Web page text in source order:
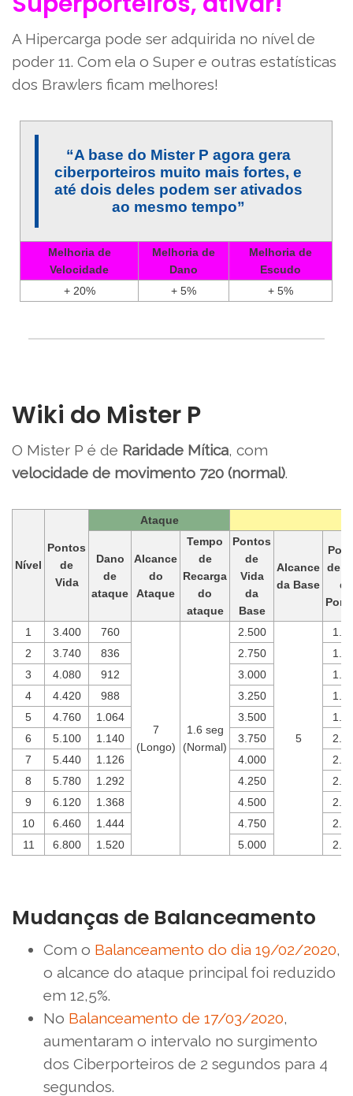
A Hipercarga pode ser adquirida no nível de
poder 11. Com ela o Super e outras estatísticas
dos Brawlers ficam melhores!
“A base do Mister P agora gera
ciberporteiros muito mais fortes, e
até dois deles podem ser ativados
ao mesmo tempo”
Melhoria de
Velocidade
Melhoria de
Dano
Melhoria de
Escudo
+ 20%
+ 5% + 5%
Wiki do Mister P
O Mister P é de Raridade Mítica, com
velocidade de movimento 720 (normal).
Nível
Pontos
de
Vida
Ataque
Dano
de
ataque
Alcance
do
Ataque
Tempo
de
Recarga
do
ataque
Pontos
de
Vida
da
Base
Alcance
da Base
de
do
1 3.400 760
7
(Longo)
1.6 seg
(Normal)
2.500
5
2
3.740 836 2.750
3
4.080 912 3.000
4
4.420 988 3.250
5
4.760 1.064 3.500
6
5.100 1.140 3.750
7
5.440 1.126 4.000
8
5.780 1.292 4.250
9
6.120 1.368 4.500
10
6.460 1.444 4.750
11
6.800 1.520 5.000
Mudanças de Balanceamento
Com o Balanceamento do dia 19/02/2020,
o alcance do ataque principal foi reduzido
em 12,5%.
No Balanceamento de 17/03/2020,
aumentaram o intervalo no surgimento
dos Ciberporteiros de 2 segundos para 4
segundos.